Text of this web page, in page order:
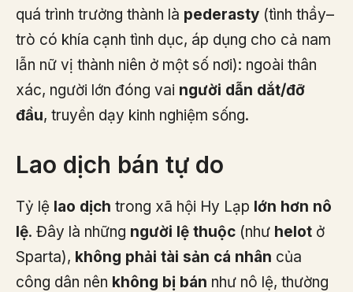
quá trình trưởng thành là pederasty (tình thầy–
trò có khía cạnh tình dục, áp dụng cho cả nam
lẫn nữ vị thành niên ở một số nơi): ngoài thân
xác, người lớn đóng vai người dẫn dắt/đỡ
đầu, truyền dạy kinh nghiệm sống.
Lao dịch bán tự do
Tỷ lệ lao dịch trong xã hội Hy Lạp lớn hơn nô
lệ. Đây là những người lệ thuộc (như helot ở
Sparta), không phải tài sản cá nhân của
công dân nên không bị bán như nô lệ, thường